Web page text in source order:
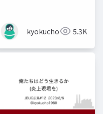
kyokucho19895.3K